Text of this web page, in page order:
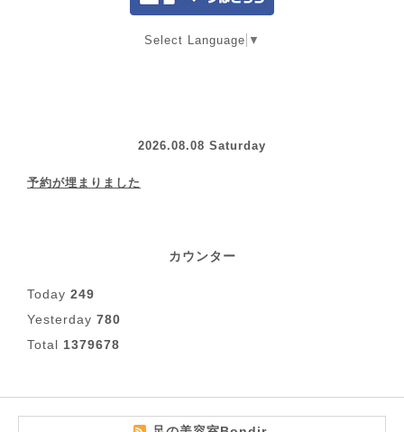
Select Language ▼
2026.08.08 Saturday
予約が埋まりました
カウンター
Today 249
Yesterday 780
Total 1379678